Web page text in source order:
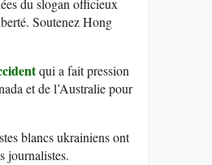
du slogan officieux
Soutenez Hong
qui a fait pression
et de l’Australie pour
blancs ukrainiens ont
journalistes.